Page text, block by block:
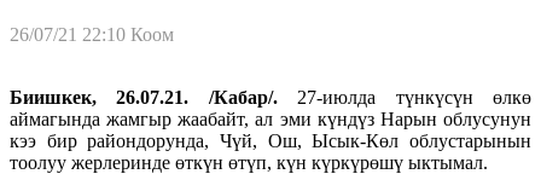
26/07/21 22:10 Коом
Биишкек, 26.07.21. /Кабар/. 27-июлда түнкүсүн өлкө
аймагында жамгыр жаабайт, ал эми күндүз Нарын облусунун
кээ бир райондорунда, Чүй, Ош, Ысык-Көл облустарынын
тоолуу жерлеринде өткүн өтүп, күн күркүрөшү ыктымал.